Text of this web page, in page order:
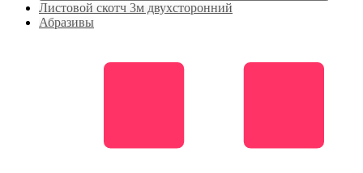
Листовой скотч 3м двухсторонний
Абразивы